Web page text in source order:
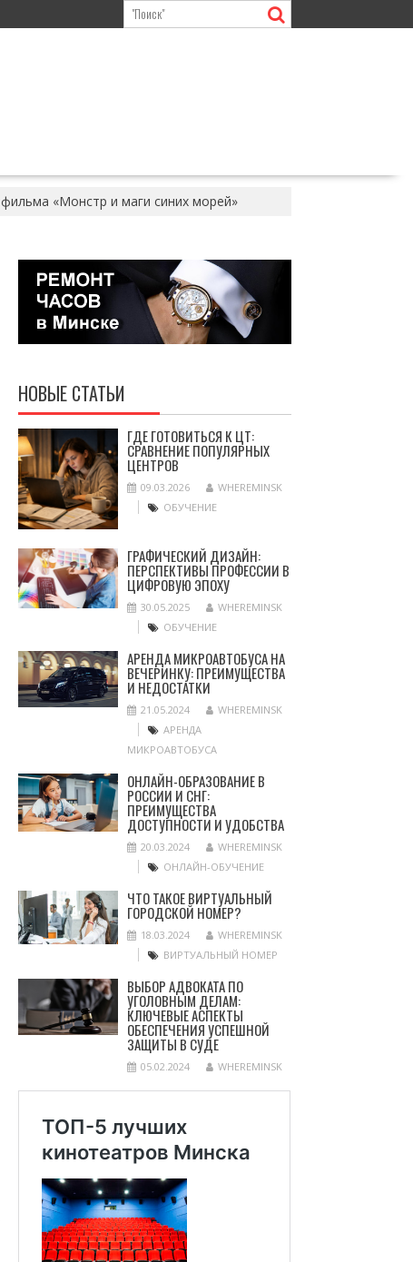
«Монстр и маги синих морей»
НОВЫЕ СТАТЬИ
ГДЕ ГОТОВИТЬСЯ К ЦТ:
СРАВНЕНИЕ ПОПУЛЯРНЫХ
ЦЕНТРОВ
09.03.2026
WHEREMINSK
ОБУЧЕНИЕ
ГРАФИЧЕСКИЙ ДИЗАЙН:
ПЕРСПЕКТИВЫ ПРОФЕССИИ В
ЦИФРОВУЮ ЭПОХУ
30.05.2025
WHEREMINSK
ОБУЧЕНИЕ
АРЕНДА МИКРОАВТОБУСА НА
ВЕЧЕРИНКУ: ПРЕИМУЩЕСТВА
И НЕДОСТАТКИ
21.05.2024
WHEREMINSK
АРЕНДА
МИКРОАВТОБУСА
ОНЛАЙН-ОБРАЗОВАНИЕ В
РОССИИ И СНГ:
ПРЕИМУЩЕСТВА
ДОСТУПНОСТИ И УДОБСТВА
20.03.2024
WHEREMINSK
ОНЛАЙН-ОБУЧЕНИЕ
ЧТО ТАКОЕ ВИРТУАЛЬНЫЙ
ГОРОДСКОЙ НОМЕР?
18.03.2024
WHEREMINSK
ВИРТУАЛЬНЫЙ НОМЕР
ВЫБОР АДВОКАТА ПО
УГОЛОВНЫМ ДЕЛАМ:
КЛЮЧЕВЫЕ АСПЕКТЫ
ОБЕСПЕЧЕНИЯ УСПЕШНОЙ
ЗАЩИТЫ В СУДЕ
05.02.2024 WHEREMINSK